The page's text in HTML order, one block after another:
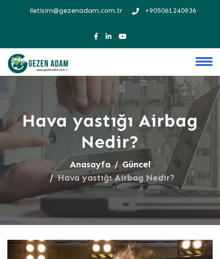
iletisim@gezenadam.com.tr +905061240936
Hava yastığı Airbag
Nedir?
Anasayfa
Güncel
Hava yastığı Airbag Nedir?